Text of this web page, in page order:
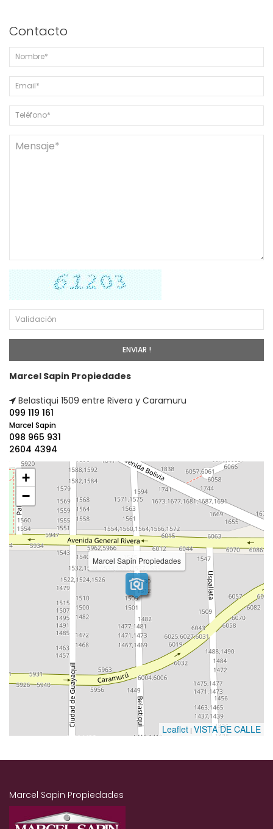
Contacto
Marcel Sapin Propiedades
Belastiqui 1509 entre Rivera y Caramuru
099 119 161
Marcel Sapin
098 965 931
2604 4394
Marcel Sapin Propiedades
+
−
Leaflet | VISTA DE CALLE
Marcel Sapin Propiedades